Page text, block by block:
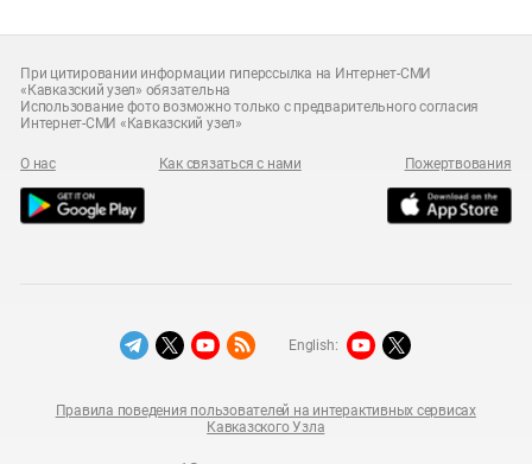
При цитировании информации гиперссылка на Интернет-СМИ
«Кавказский узел» обязательна
Использование фото возможно только с предварительного согласия
Интернет-СМИ «Кавказский узел»
О нас Как связаться с нами Пожертвования
Правила поведения пользователей на интерактивных сервисах
Кавказского Узла
English: